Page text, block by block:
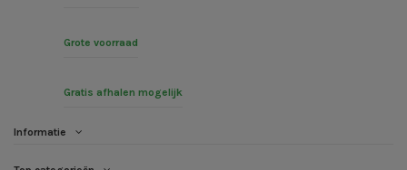
Grote voorraad
Gratis afhalen mogelijk
Informatie